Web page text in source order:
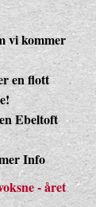
vi kommer
en flott
Ebeltoft
Info
- året